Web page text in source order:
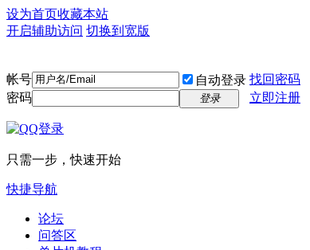
设为首页收藏本站
开启辅助访问 切换到宽版
帐号 自动登录 找回密码
密码
登录 立即注册
只需一步，快速开始
快捷导航
论坛
问答区